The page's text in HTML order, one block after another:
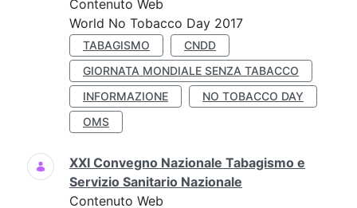
Contenuto Web
World No Tobacco Day 2017
TABAGISMO
CNDD
GIORNATA MONDIALE SENZA TABACCO
INFORMAZIONE
NO TOBACCO DAY
OMS
XXI Convegno Nazionale Tabagismo e
Servizio Sanitario Nazionale
Contenuto Web